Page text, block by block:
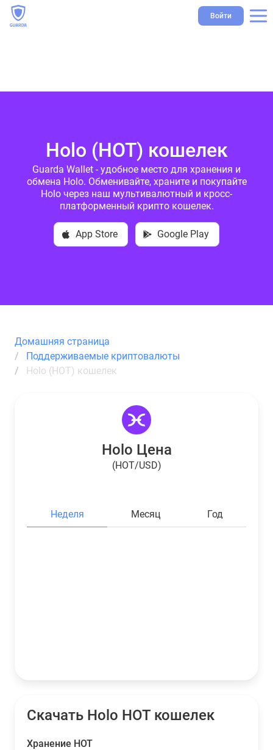
Войти
Holo (HOT) кошелек
Guarda Wallet - удобное место для хранения и
обмена Holo. Обменивайте, храните и покупайте
Holo через наш мультивалютный и кросс-
платформенный крипто кошелек.
App Store Google Play
Домашняя страница
Поддерживаемые криптовалюты
Holo (HOT) кошелек
Holo Цена
(HOT/USD)
Неделя Месяц Год
Скачать Holo HOT кошелек
Хранение HOT